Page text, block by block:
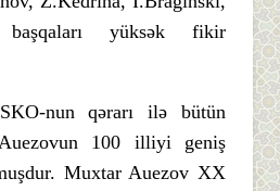
yüksək fikir
nun qərarı ilə bütün
100 illiyi geniş
Muxtar Auezov XX